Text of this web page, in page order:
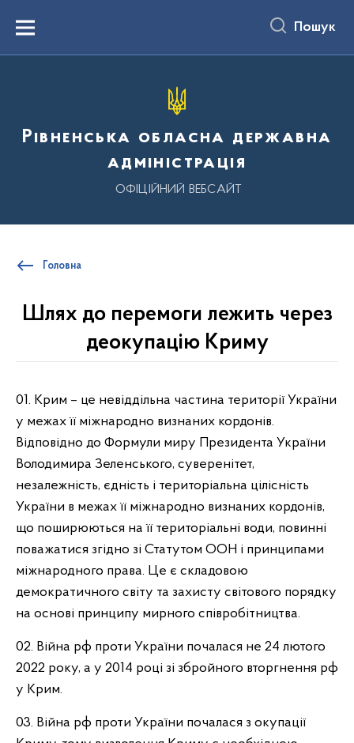
вмістуMenu Пошук
Рівненська обласна державна
адміністрація
ОФІЦІЙНИЙ ВЕБСАЙТ
Головна
Шлях до перемоги лежить через
деокупацію Криму
01. Крим – це невіддільна частина території України
у межах її міжнародно визнаних кордонів.
Відповідно до Формули миру Президента України
Володимира Зеленського, суверенітет,
незалежність, єдність і територіальна цілісність
України в межах її міжнародно визнаних кордонів,
що поширюються на її територіальні води, повинні
поважатися згідно зі Статутом ООН і принципами
міжнародного права. Це є складовою
демократичного світу та захисту світового порядку
на основі принципу мирного співробітництва.
02. Війна рф проти України почалася не 24 лютого
2022 року, а у 2014 році зі збройного вторгнення рф
у Крим.
03. Війна рф проти України почалася з окупації